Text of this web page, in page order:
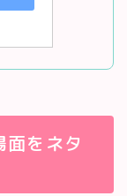
面をネタ